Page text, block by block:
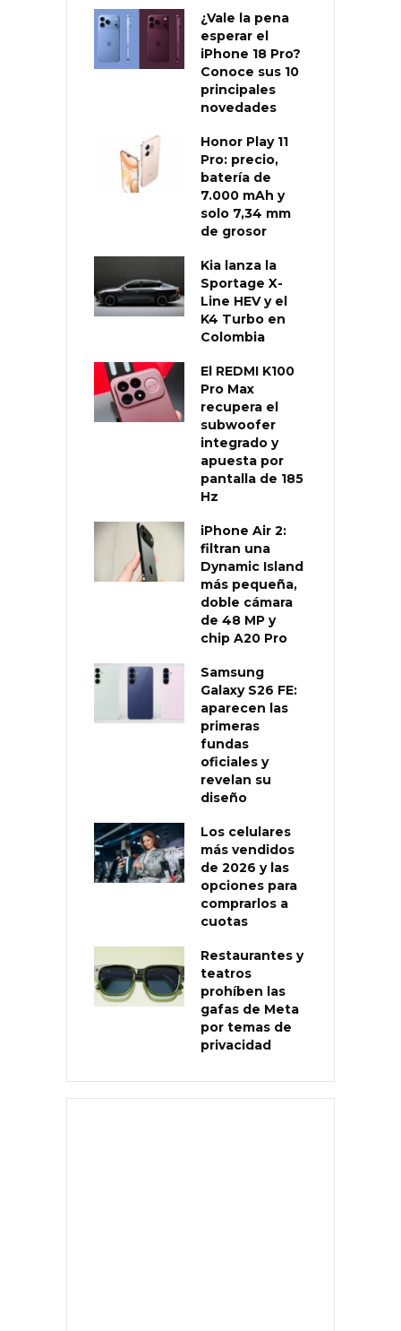
¿Vale la pena
esperar el
iPhone 18 Pro?
Conoce sus 10
principales
novedades
Honor Play 11
Pro: precio,
batería de
7.000 mAh y
solo 7,34 mm
de grosor
Kia lanza la
Sportage X-
Line HEV y el
K4 Turbo en
Colombia
El REDMI K100
Pro Max
recupera el
subwoofer
integrado y
apuesta por
pantalla de 185
Hz
iPhone Air 2:
filtran una
Dynamic Island
más pequeña,
doble cámara
de 48 MP y
chip A20 Pro
Samsung
Galaxy S26 FE:
aparecen las
primeras
fundas
oficiales y
revelan su
diseño
Los celulares
más vendidos
de 2026 y las
opciones para
comprarlos a
cuotas
Restaurantes y
teatros
prohíben las
gafas de Meta
por temas de
privacidad